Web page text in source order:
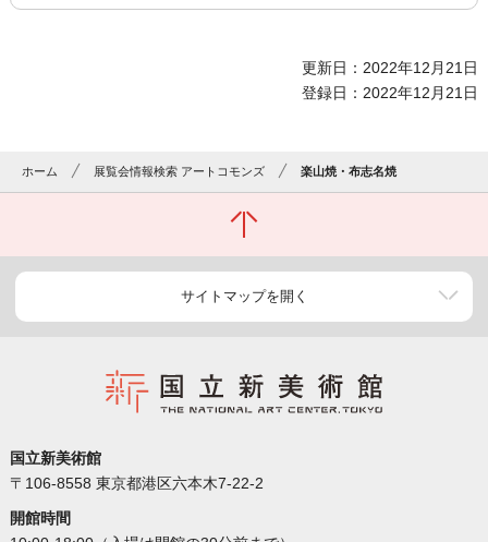
更新日：2022年12月21日
登録日：2022年12月21日
ホーム 展覧会情報検索 アートコモンズ 楽山焼・布志名焼
サイトマップを開く
国立新美術館
〒106-8558 東京都港区六本木7-22-2
開館時間